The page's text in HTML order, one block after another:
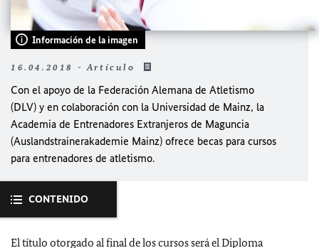
Información de la imagen
16.04.2018 - Artículo
Con el apoyo de la Federación Alemana de Atletismo
(DLV) y en colaboración con la Universidad de Mainz, la
Academia de Entrenadores Extranjeros de Maguncia
(Auslandstrainerakademie Mainz) ofrece becas para cursos
para entrenadores de atletismo.
CONTENIDO
El título otorgado al final de los cursos será el Diploma